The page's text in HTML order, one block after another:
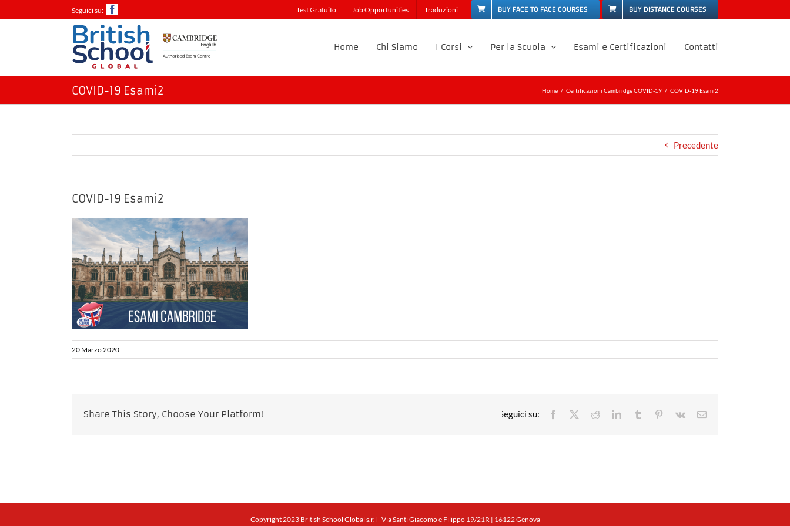
al
Facebook Test Gratuito Job Opportunities Traduzioni BUY FACE TO FACE COURSES BUY DISTANCE COURSES
Home Chi Siamo I Corsi Per la Scuola Esami e Certificazioni Contatti
COVID-19 Esami2 Home Certificazioni Cambridge COVID-19 COVID-19 Esami2
Precedente
COVID-19 Esami2
20 Marzo 2020
Share This Story, Choose Your Platform! Facebook RedditLinkedInTumblr Pinterest
Vk Email
Copyright 2023 British School Global s.r.l - Via Santi Giacomo e Filippo 19/21R | 16122 Genova